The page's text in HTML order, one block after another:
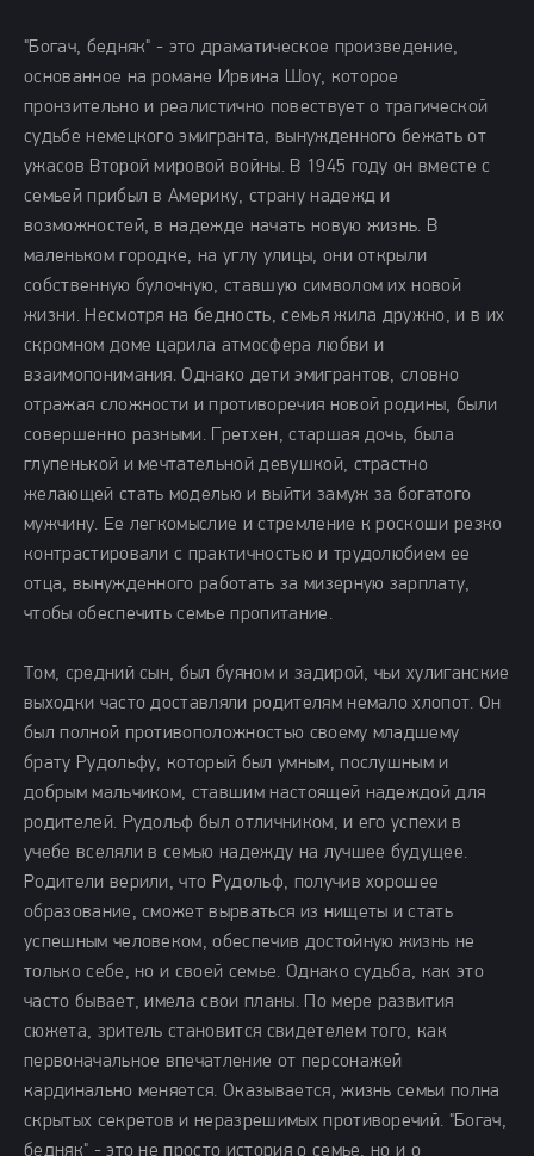
"Богач, бедняк" - это драматическое произведение,
основанное на романе Ирвина Шоу, которое
пронзительно и реалистично повествует о трагической
судьбе немецкого эмигранта, вынужденного бежать от
ужасов Второй мировой войны. В 1945 году он вместе с
семьей прибыл в Америку, страну надежд и
возможностей, в надежде начать новую жизнь. В
маленьком городке, на углу улицы, они открыли
собственную булочную, ставшую символом их новой
жизни. Несмотря на бедность, семья жила дружно, и в их
скромном доме царила атмосфера любви и
взаимопонимания. Однако дети эмигрантов, словно
отражая сложности и противоречия новой родины, были
совершенно разными. Гретхен, старшая дочь, была
глупенькой и мечтательной девушкой, страстно
желающей стать моделью и выйти замуж за богатого
мужчину. Ее легкомыслие и стремление к роскоши резко
контрастировали с практичностью и трудолюбием ее
отца, вынужденного работать за мизерную зарплату,
чтобы обеспечить семье пропитание.
Том, средний сын, был буяном и задирой, чьи хулиганские
выходки часто доставляли родителям немало хлопот. Он
был полной противоположностью своему младшему
брату Рудольфу, который был умным, послушным и
добрым мальчиком, ставшим настоящей надеждой для
родителей. Рудольф был отличником, и его успехи в
учебе вселяли в семью надежду на лучшее будущее.
Родители верили, что Рудольф, получив хорошее
образование, сможет вырваться из нищеты и стать
успешным человеком, обеспечив достойную жизнь не
только себе, но и своей семье. Однако судьба, как это
часто бывает, имела свои планы. По мере развития
сюжета, зритель становится свидетелем того, как
первоначальное впечатление от персонажей
кардинально меняется. Оказывается, жизнь семьи полна
скрытых секретов и неразрешимых противоречий. "Богач,
бедняк" - это не просто история о семье, но и о